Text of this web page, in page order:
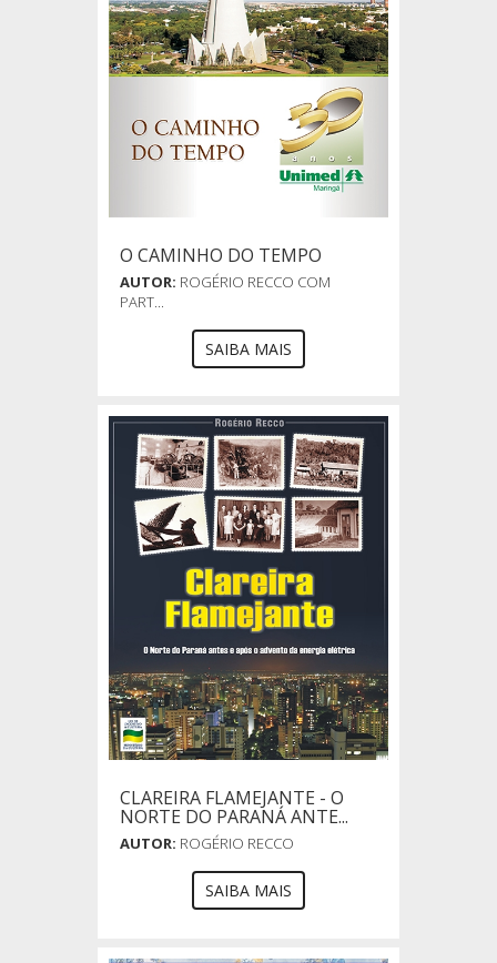
O CAMINHO DO TEMPO
AUTOR: ROGÉRIO RECCO COM
PART...
SAIBA MAIS
CLAREIRA FLAMEJANTE - O
NORTE DO PARANÁ ANTE...
AUTOR: ROGÉRIO RECCO
SAIBA MAIS